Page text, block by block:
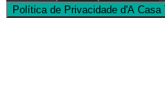
Política de Privacidade d'A Casa